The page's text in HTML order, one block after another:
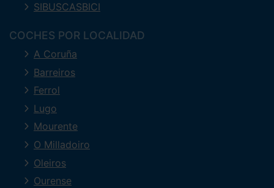
SIBUSCASBICI
COCHES POR LOCALIDAD
A Coruña
Barreiros
Ferrol
Lugo
Mourente
O Milladoiro
Oleiros
Ourense